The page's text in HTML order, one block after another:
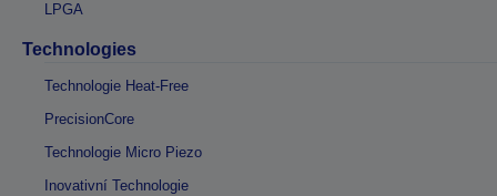
LPGA
Technologies
Technologie Heat-Free
PrecisionCore
Technologie Micro Piezo
Inovativní Technologie